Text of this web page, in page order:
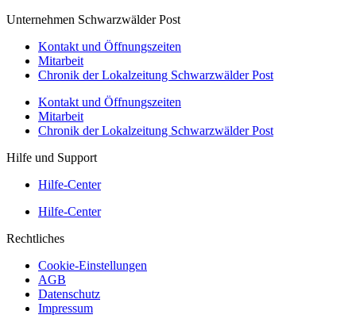
Unternehmen Schwarzwälder Post
Kontakt und Öffnungszeiten
Mitarbeit
Chronik der Lokalzeitung Schwarzwälder Post
Kontakt und Öffnungszeiten
Mitarbeit
Chronik der Lokalzeitung Schwarzwälder Post
Hilfe und Support
Hilfe-Center
Hilfe-Center
Rechtliches
Cookie-Einstellungen
AGB
Datenschutz
Impressum